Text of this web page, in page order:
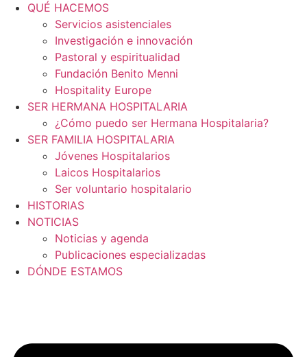
QUÉ HACEMOS
Servicios asistenciales
Investigación e innovación
Pastoral y espiritualidad
Fundación Benito Menni
Hospitality Europe
SER HERMANA HOSPITALARIA
¿Cómo puedo ser Hermana Hospitalaria?
SER FAMILIA HOSPITALARIA
Jóvenes Hospitalarios
Laicos Hospitalarios
Ser voluntario hospitalario
HISTORIAS
NOTICIAS
Noticias y agenda
Publicaciones especializadas
DÓNDE ESTAMOS